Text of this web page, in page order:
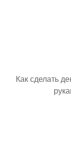
Как сделать